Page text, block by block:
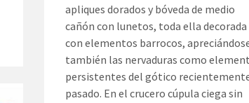
apliques dorados y bóveda de medio
cañón con lunetos, toda ella decorada
con elementos barrocos,
también las nervaduras como
persistentes del gótico
pasado. En el crucero cúpula ciega sin